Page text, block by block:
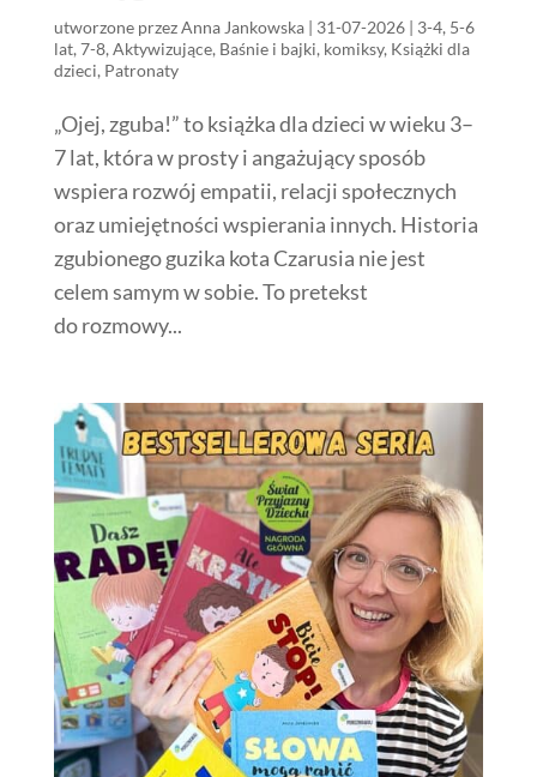
utworzone przezAnna Jankowska| 31-07-2026| 3-4, 5-6
lat, 7-8, Aktywizujące, Baśnie i bajki, komiksy, Książki dla
dzieci, Patronaty
„Ojej, zguba!” to książka dla dzieci w wieku 3–
7 lat, która w prosty i angażujący sposób
wspiera rozwój empatii, relacji społecznych
oraz umiejętności wspierania innych. Historia
zgubionego guzika kota Czarusia nie jest
celem samym w sobie. To pretekst
do rozmowy...